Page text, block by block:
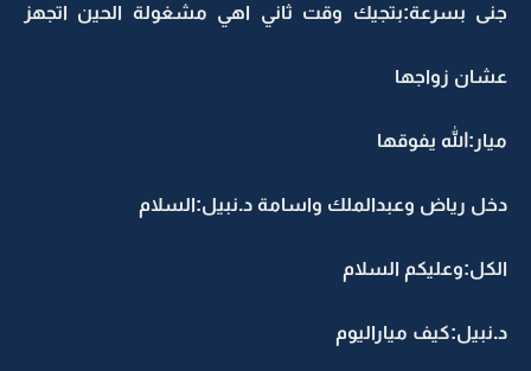
جنى بسرعة:بتجيك وقت ثاني اهي مشغولة الحين اتجهز
عشان زواجها
ميار:الله يفوقها
دخل رياض وعبدالملك واسامة د.نبيل:السلام
الكل:وعليكم السلام
د.نبيل:كيف مياراليوم